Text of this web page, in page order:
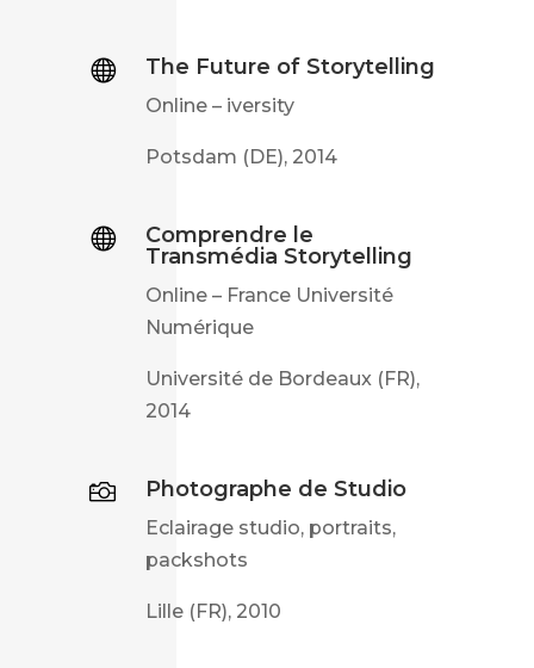
 The Future of Storytelling
Online – iversity
Potsdam (DE), 2014

Comprendre le
Transmédia Storytelling
Online – France Université
Numérique
Université de Bordeaux (FR),
2014
 Photographe de Studio
Eclairage studio, portraits,
packshots
Lille (FR), 2010